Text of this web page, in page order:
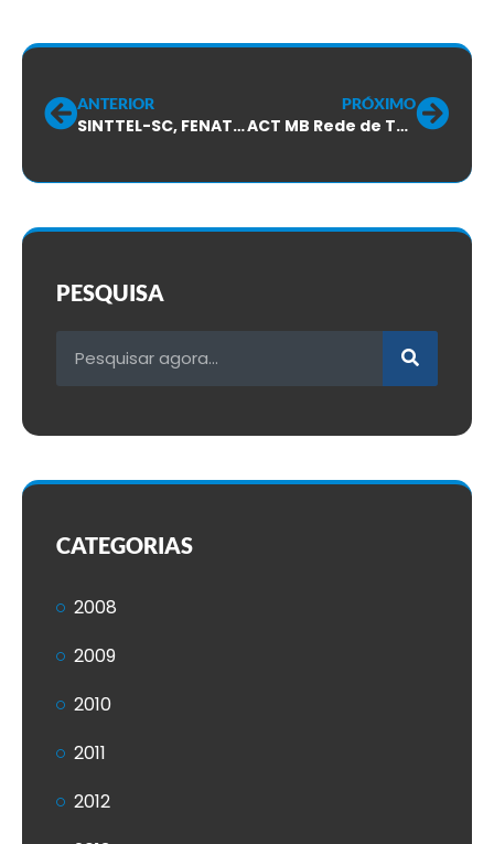
ANTERIOR
SINTTEL-SC, FENATTEL e FENINFRA reúnem-se com a ANATEL para tratativas do setor de telecom
PRÓXIMO
ACT MB Rede de TV a Cabo, votação será na próxima semana
PESQUISA
CATEGORIAS
2008
2009
2010
2011
2012